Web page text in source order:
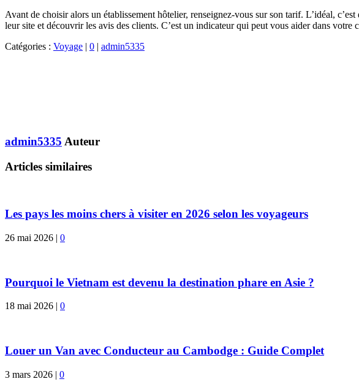
Avant de choisir alors un établissement hôtelier, renseignez-vous sur son tarif. L’idéal,
leur site et découvrir les avis des clients. C’est un indicateur qui peut vous aider dans
Catégories : Voyage | 0 | admin5335
admin5335 Auteur
Articles similaires
Les pays les moins chers à visiter en 2026 selon les voyageurs
26 mai 2026 | 0
Pourquoi le Vietnam est devenu la destination phare en Asie ?
18 mai 2026 | 0
Louer un Van avec Conducteur au Cambodge : Guide Complet
3 mars 2026 | 0